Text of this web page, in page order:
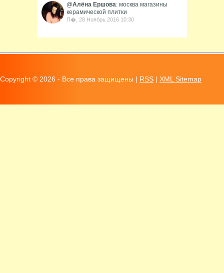
@Алёна Ершова: москва магазины
керамической плитки
П�, 28 Ноябрь 2016 10:30
Copyright © 2026 - Все права защищены | RSS | XML Sitemap